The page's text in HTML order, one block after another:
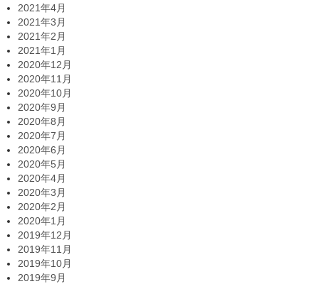
2021年4月
2021年3月
2021年2月
2021年1月
2020年12月
2020年11月
2020年10月
2020年9月
2020年8月
2020年7月
2020年6月
2020年5月
2020年4月
2020年3月
2020年2月
2020年1月
2019年12月
2019年11月
2019年10月
2019年9月